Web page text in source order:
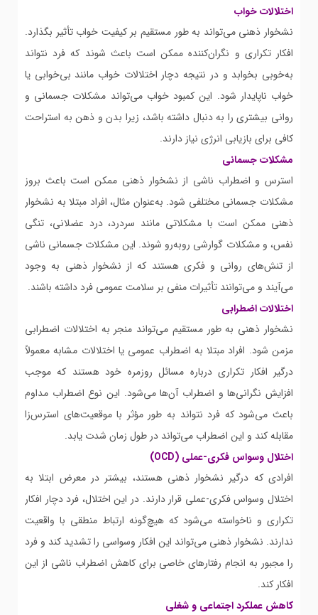
اختلالات خواب
نشخوار ذهنی می‌تواند به طور مستقیم بر کیفیت خواب تأثیر بگذارد.
افکار تکراری و نگران‌کننده ممکن است باعث شوند که فرد نتواند
به‌خوبی بخوابد و در نتیجه دچار اختلالات خواب مانند بی‌خوابی یا
خواب ناپایدار شود. این کمبود خواب می‌تواند مشکلات جسمانی و
روانی بیشتری را به دنبال داشته باشد، زیرا بدن و ذهن به استراحت
کافی برای بازیابی انرژی نیاز دارند.
مشکلات جسمانی
استرس و اضطراب ناشی از نشخوار ذهنی ممکن است باعث بروز
مشکلات جسمانی مختلفی شود. به‌عنوان مثال، افراد مبتلا به نشخوار
ذهنی ممکن است با مشکلاتی مانند سردرد، درد عضلانی، تنگی
نفس، و مشکلات گوارشی روبه‌رو شوند. این مشکلات جسمانی ناشی
از تنش‌های روانی و فکری هستند که از نشخوار ذهنی به وجود
می‌آیند و می‌توانند تأثیرات منفی بر سلامت عمومی فرد داشته باشند.
اختلالات اضطرابی
نشخوار ذهنی به طور مستقیم می‌تواند منجر به اختلالات اضطرابی
مزمن شود. افراد مبتلا به اضطراب عمومی یا اختلالات مشابه معمولاً
درگیر افکار تکراری درباره مسائل روزمره خود هستند که موجب
افزایش نگرانی‌ها و اضطراب آن‌ها می‌شود. این نوع اضطراب مداوم
باعث می‌شود که فرد نتواند به طور مؤثر با موقعیت‌های استرس‌زا
مقابله کند و این اضطراب می‌تواند در طول زمان شدت یابد.
اختلال وسواس فکری-عملی (OCD)
افرادی که درگیر نشخوار ذهنی هستند، بیشتر در معرض ابتلا به
اختلال وسواس فکری-عملی قرار دارند. در این اختلال، فرد دچار افکار
تکراری و ناخواسته می‌شود که هیچ‌گونه ارتباط منطقی با واقعیت
ندارند. نشخوار ذهنی می‌تواند این افکار وسواسی را تشدید کند و فرد
را مجبور به انجام رفتارهای خاصی برای کاهش اضطراب ناشی از این
افکار کند.
کاهش عملکرد اجتماعی و شغلی